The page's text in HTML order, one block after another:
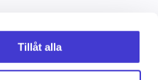
Tillåt alla